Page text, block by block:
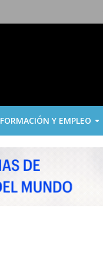
FORMACIÓN Y EMPLEO